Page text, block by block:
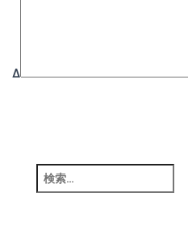
Δ
検
索